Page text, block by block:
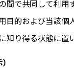
間で共同して利
目的および当該
知り得る状態に置